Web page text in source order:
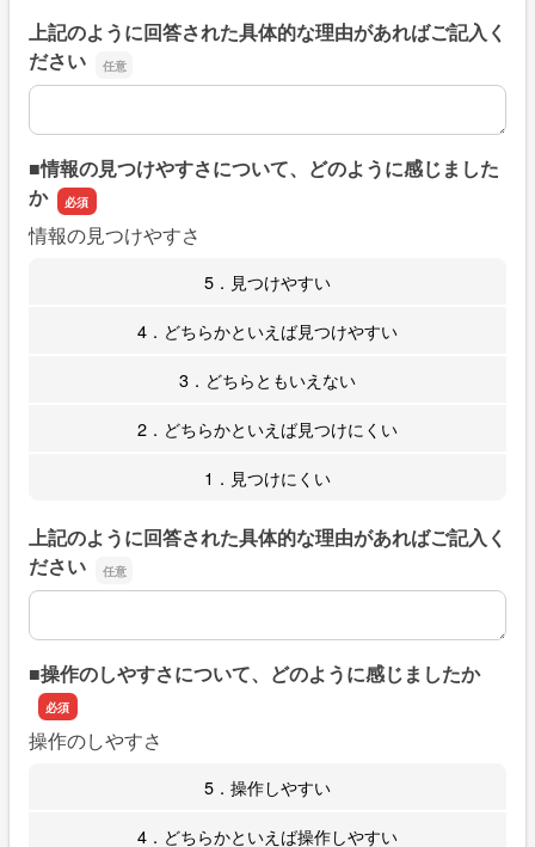
上記のように回答された具体的な理由があればご記入く
ださい
上記のように回答された具体的な理由があればご記入くだ
■情報の見つけやすさについて、どのように感じました
か
情報の見つけやすさ
5．見つけやすい
4．どちらかといえば見つけやすい
3．どちらともいえない
2．どちらかといえば見つけにくい
1．見つけにくい
上記のように回答された具体的な理由があればご記入く
ださい
上記のように回答された具体的な理由があればご記入くだ
■操作のしやすさについて、どのように感じましたか
操作のしやすさ
5．操作しやすい
4．どちらかといえば操作しやすい